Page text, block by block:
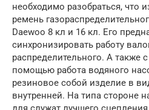
необходимо разобраться, что
ремень
Daewoo 8 кл и 16 кл. Его
синхронизировать работу
распределительного. А также
помощью работа водяного
резиновое собой изделие в
внутренней. На типа стороне